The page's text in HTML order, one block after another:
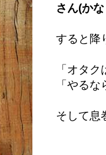
さん(か
すると降
「オタ
「やる
そして息